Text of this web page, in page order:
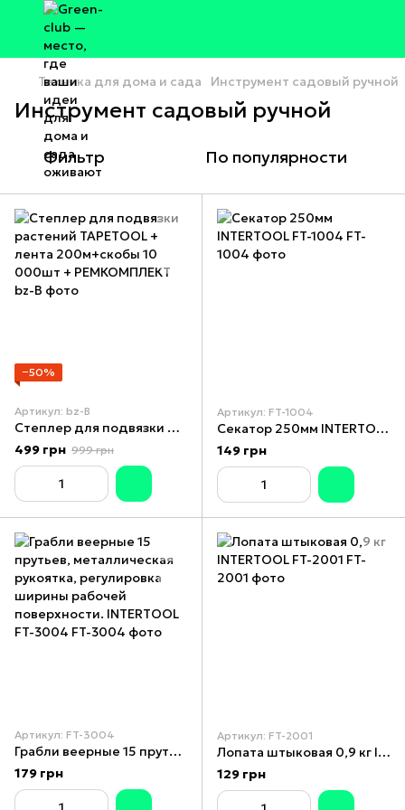
Техника для дома и сада Инструмент садовый ручной
Инструмент садовый ручной
Фильтр По популярности
−50%
Артикул: bz-B
Степлер для подвязки растений TAPETOOL + лента 200м+скобы 10 000шт + РЕМКОМПЛЕКТ
499 грн 999 грн
Артикул: FT-1004
Секатор 250мм INTERTOOL FT-1004
149 грн
Артикул: FT-3004
Грабли веерные 15 прутьев, металлическая рукоятка, регулировка ширины рабочей поверхности. INTERTOOL FT-3004
179 грн
Артикул: FT-2001
Лопата штыковая 0,9 кг INTERTOOL FT-2001
129 грн